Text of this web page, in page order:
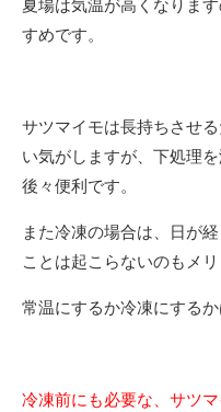
夏場は気温が高くなりま
すめです。
サツマイモは長持ちさせ
い気がしますが、下処理
後々便利です。
また冷凍の場合は、日が
ことは起こらないのもメリ
常温にするか冷凍にする
冷凍前にも必要な、サツ